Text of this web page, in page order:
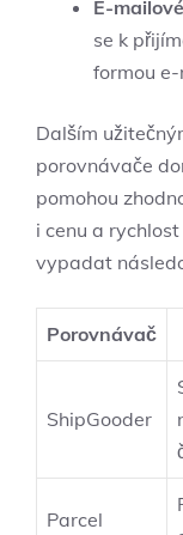
E-
se k
formou
Dalším
porovnávače
pomohou
i cenu a
vypadat
Porovnávač
ShipGooder
Parcel